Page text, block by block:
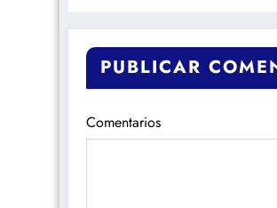
PUBLICAR
Comentarios